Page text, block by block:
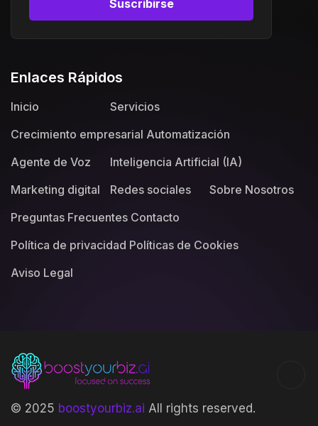
Enlaces Rápidos
Inicio
Servicios
Crecimiento empresarial Automatización
Agente de Voz
Inteligencia Artificial (IA)
Marketing digital
Redes sociales
Sobre Nosotros
Preguntas Frecuentes Contacto
Política de privacidad Políticas de Cookies
Aviso Legal
© 2025 boostyourbiz.ai All rights reserved.